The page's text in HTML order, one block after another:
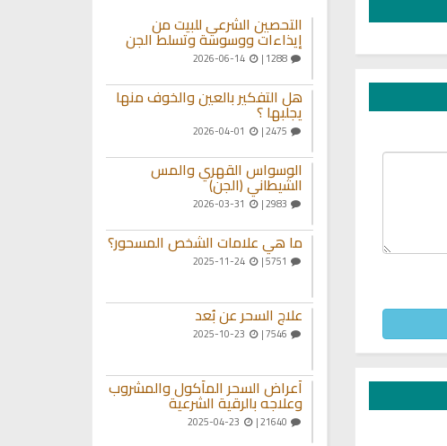
التحصين الشرعي للبيت من
إيذاءات ووسوسة وتسلط الجن
هل التفكير بالعين والخوف منها
يجلبها ؟
الوسواس القهري والمس
الشيطاني (الجن)
ما هي علامات الشخص المسحور؟
علاج السحر عن بُعد
أعراض السحر المأكول والمشروب
وعلاجه بالرقية الشرعية